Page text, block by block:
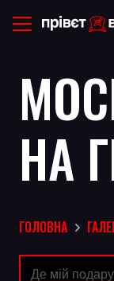
НА
ГОЛОВНА